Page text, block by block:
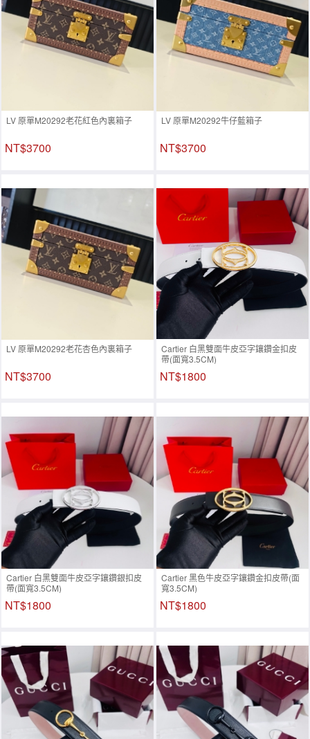
LV 原單M20292老花紅色內裏箱子
NT$3700
LV 原單M20292牛仔藍箱子
NT$3700
LV 原單M20292老花杏色內裏箱子
NT$3700
Cartier 白黑雙面牛皮亞字鑲鑽金扣皮
帶(面寬3.5CM)
NT$1800
Cartier 白黑雙面牛皮亞字鑲鑽銀扣皮
帶(面寬3.5CM)
NT$1800
Cartier 黑色牛皮亞字鑲鑽金扣皮帶(面
寬3.5CM)
NT$1800